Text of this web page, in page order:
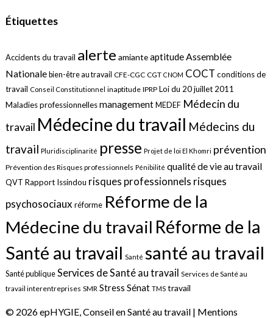
Étiquettes
Accidents du travail alerte amianteaptitude Assemblée
Nationale bien-être au travail CFE-CGC CGT CNOM COCT conditions de
travail Conseil Constitutionnel inaptitude IPRP Loi du 20 juillet 2011
Maladies professionnellesmanagement MEDEF Médecin du
travail Médecine du travail Médecins du
travail Pluridisciplinarité presse Projet de loi El Khomri prévention
Prévention des Risques professionnels Pénibilité qualité de vie au travail
QVT Rapport Issindou risques professionnels risques
psychosociaux réforme Réforme de la
Médecine du travail Réforme de la
Santé au travail Santé santé au travail
Santé publique Services de Santé au travail Services de Santé au
travail interentreprises SMR Stress Sénat TMS travail
© 2026 epHYGIE, Conseil en Santé au travail | Mentions